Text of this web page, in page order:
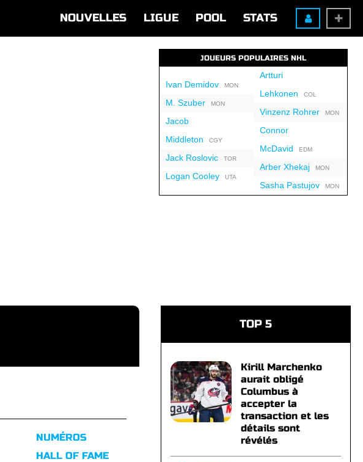
NOUVELLES LIGUE POOL STATS
JOUEURS POPULAIRES NHL
Ivan DemidovMON
M. SzuberMON
Jacob
Middleton CGY
Jack RoslovicTOR
Logan CooleyUTA
Artturi
Lehkonen COL
Vinzenz RohrerMON
Connor
McDavid EDM
Arber XhekajMON
Sasha PastujovMON
NUMÉROS
HALL OF FAME
TOP 5
Kirill Marchenko
aurait obligé
Columbus à
accepter la
transaction et les
détails sont
révélés